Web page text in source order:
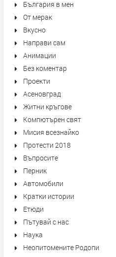
България в мен
От мерак
Вкусно
Направи сам
Анимации
Без коментар
Проекти
Асеновград
Житни кръгове
Компютърен свят
Мисия всезнайко
Протести 2018
Въпросите
Перник
Автомобили
Кратки истории
Етюди
Пътувай с нас
Наука
Неопитомените Родопи